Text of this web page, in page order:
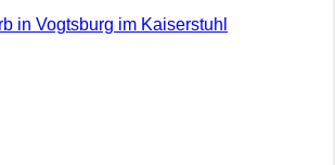
in Vogtsburg im Kaiserstuhl